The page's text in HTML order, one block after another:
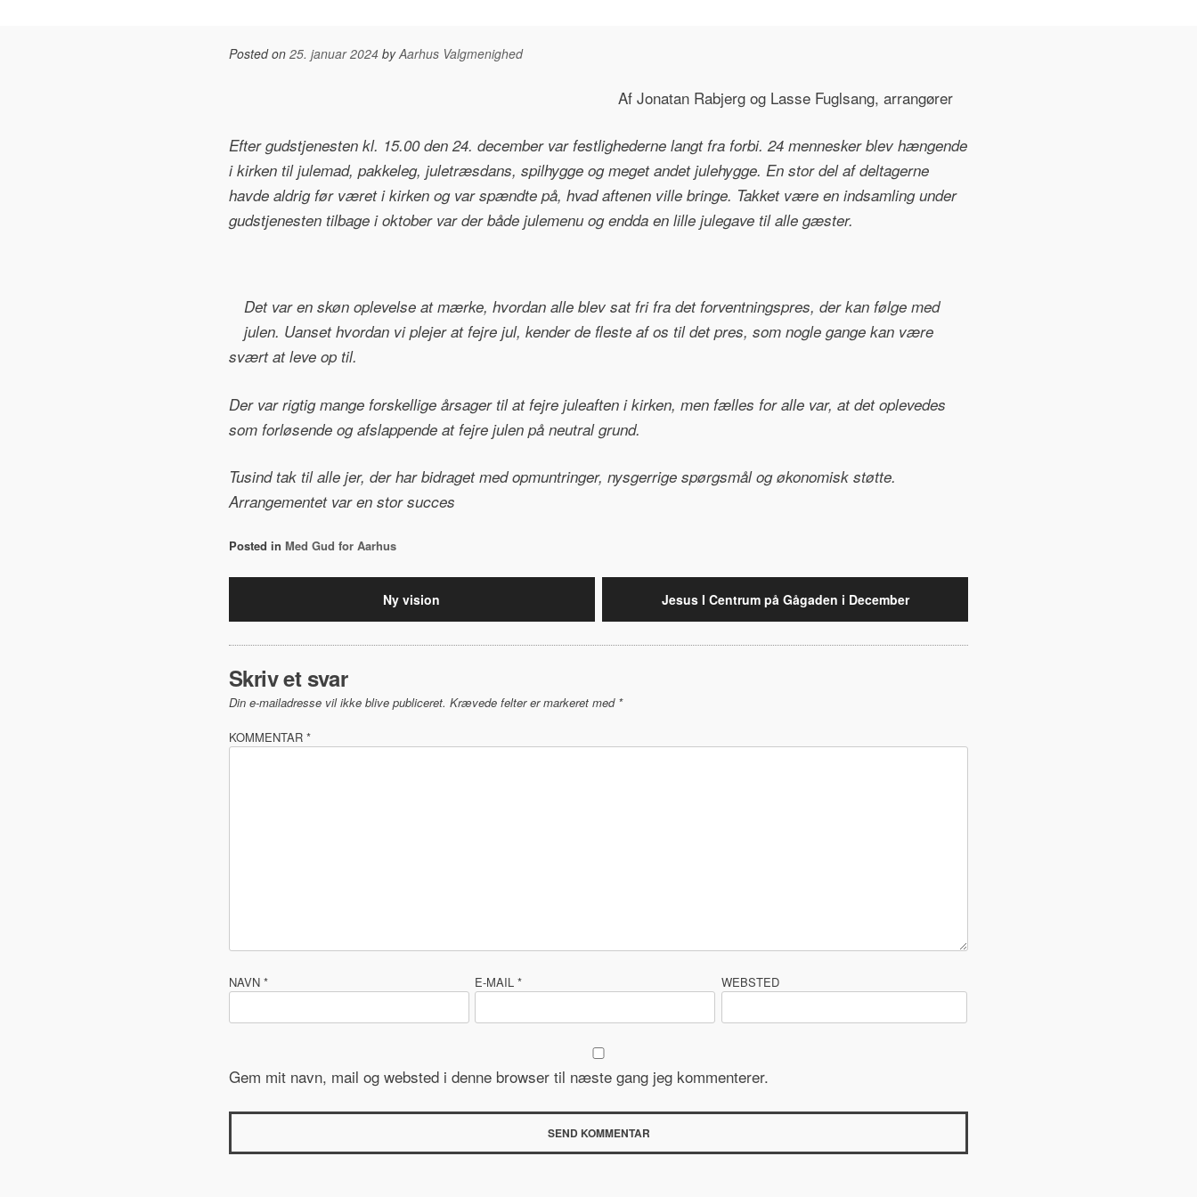
Posted on 25. januar 2024 byAarhus Valgmenighed
Af Jonatan Rabjerg og Lasse Fuglsang, arrangører
Efter gudstjenesten kl. 15.00 den 24. december var festlighederne langt fra forbi. 24 mennesker blev hængende
i kirken til julemad, pakkeleg, juletræsdans, spilhygge og meget andet julehygge. En stor del af deltagerne
havde aldrig før været i kirken og var spændte på, hvad aftenen ville bringe. Takket være en indsamling under
gudstjenesten tilbage i oktober var der både julemenu og endda en lille julegave til alle gæster.
Det var en skøn oplevelse at mærke, hvordan alle blev sat fri fra det forventningspres, der kan følge med
julen. Uanset hvordan vi plejer at fejre jul, kender de fleste af os til det pres, som nogle gange kan være
svært at leve op til.
Der var rigtig mange forskellige årsager til at fejre juleaften i kirken, men fælles for alle var, at det oplevedes
som forløsende og afslappende at fejre julen på neutral grund.
Tusind tak til alle jer, der har bidraget med opmuntringer, nysgerrige spørgsmål og økonomisk støtte.
Arrangementet var en stor succes
Posted in Med Gud for Aarhus
Indlægsnavigation
Ny vision Jesus I Centrum på Gågaden i December
Skriv et svar
Din e-mailadresse vil ikke blive publiceret. Krævede felter er markeret med *
KOMMENTAR *
NAVN * E-MAIL* WEBSTED
Gem mit navn, mail og websted i denne browser til næste gang jeg kommenterer.